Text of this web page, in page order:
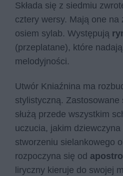
Składa się z siedmiu
cztery wersy. Mają one na
osiem sylab. Występują
(przeplatane), które
melodyjności.
Utwór Kniaźnina ma
stylistyczną. Zastosowane
służą przede wszystkim
uczucia, jakim
stworzeniu sielankowego
rozpoczyna się od
liryczny kieruje do swojej